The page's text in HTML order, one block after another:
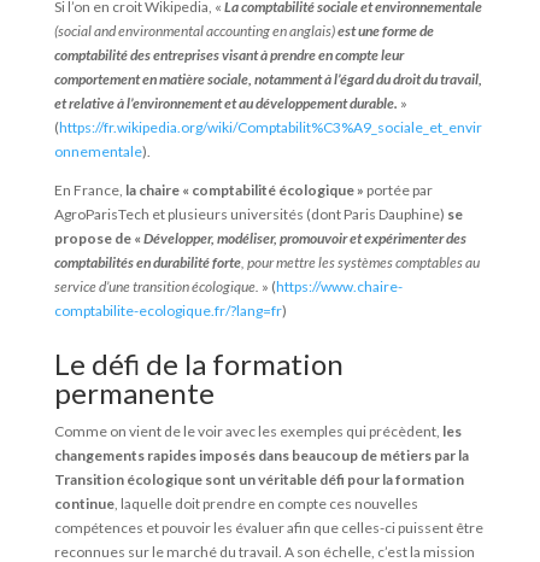
Si l’on en croit Wikipedia, « La comptabilité sociale et environnementale
(social and environmental accounting en anglais)est une forme de
comptabilité des entreprises visant à prendre en compte leur
comportement en matière sociale, notamment à l’égard du droit du travail,
et relative à l’environnement et au développement durable. »
(https://fr.wikipedia.org/wiki/Comptabilit%C3%A9_sociale_et_envir
onnementale).
En France, la chaire « comptabilité écologique » portée par
AgroParisTech et plusieurs universités (dont Paris Dauphine) se
propose de « Développer, modéliser, promouvoir et expérimenter des
comptabilités en durabilité forte, pour mettre les systèmes comptables au
service d’une transition écologique. » (https://www.chaire-
comptabilite-ecologique.fr/?lang=fr)
Le défi de la formation
permanente
Comme on vient de le voir avec les exemples qui précèdent, les
changements rapides imposés dans beaucoup de métiers par la
Transition écologique sont un véritable défi pour la formation
continue, laquelle doit prendre en compte ces nouvelles
compétences et pouvoir les évaluer afin que celles-ci puissent être
reconnues sur le marché du travail. A son échelle, c’est la mission